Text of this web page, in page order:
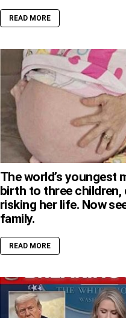
READ MORE
The world’s youngest
birth to three children,
risking her life. Now
family.
READ MORE